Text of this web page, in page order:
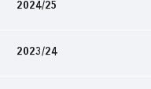
2024/25
2023/24